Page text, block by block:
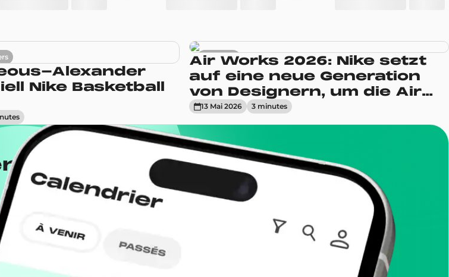
Alexander
Nike Basketball
s
Sneakers
Air Works 2026: Nike setzt
auf eine neue Generation
von Designern, um die Air
Max Reihe neu zu erfinden
13 Mai 2026 3minutes
von Drops mit dem